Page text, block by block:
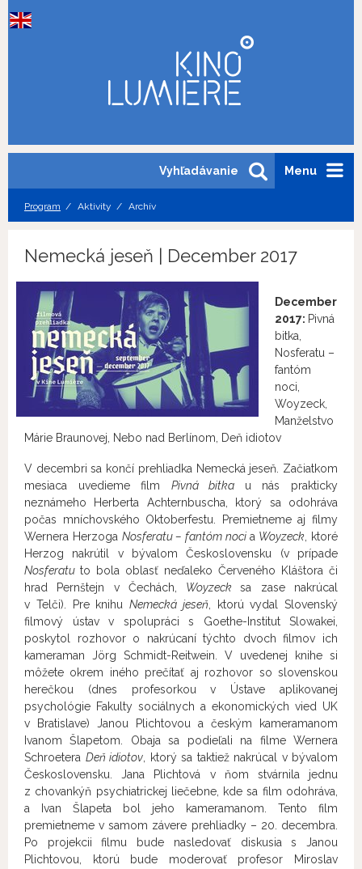
Menu
Vyhľadávanie
Program Aktivity Archív
Nemecká jeseň | December 2017
December
2017: Pivná
bitka,
Nosferatu –
fantóm
noci,
Woyzeck,
Manželstvo
Márie Braunovej, Nebo nad Berlínom, Deň idiotov
V decembri sa končí prehliadka Nemecká jeseň. Začiatkom
mesiaca uvedieme film Pivná bitka u nás prakticky
neznámeho Herberta Achternbuscha, ktorý sa odohráva
počas mníchovského Oktoberfestu. Premietneme aj filmy
Wernera Herzoga Nosferatu – fantóm noci a Woyzeck , ktoré
Herzog nakrútil v bývalom Československu (v prípade
Nosferatu to bola oblasť neďaleko Červeného Kláštora či
hrad Pernštejn v Čechách, Woyzecksa zase nakrúcal
v Telči). Pre knihu Nemecká jeseň , ktorú vydal Slovenský
filmový ústav v spolupráci s Goethe-Institut Slowakei,
poskytol rozhovor o nakrúcaní týchto dvoch filmov ich
kameraman Jörg Schmidt-Reitwein. V uvedenej knihe si
môžete okrem iného prečítať aj rozhovor so slovenskou
herečkou (dnes profesorkou v Ústave aplikovanej
psychológie Fakulty sociálnych a ekonomických vied UK
v Bratislave) Janou Plichtovou a českým kameramanom
Ivanom Šlapetom. Obaja sa podieľali na filme Wernera
Schroetera Deň idiotov , ktorý sa taktiež nakrúcal v bývalom
Československu. Jana Plichtová v ňom stvárnila jednu
z chovankýň psychiatrickej liečebne, kde sa film odohráva,
a Ivan Šlapeta bol jeho kameramanom. Tento film
premietneme v samom závere prehliadky – 20. decembra.
Po projekcii filmu bude nasledovať diskusia s Janou
Plichtovou, ktorú bude moderovať profesor Miroslav